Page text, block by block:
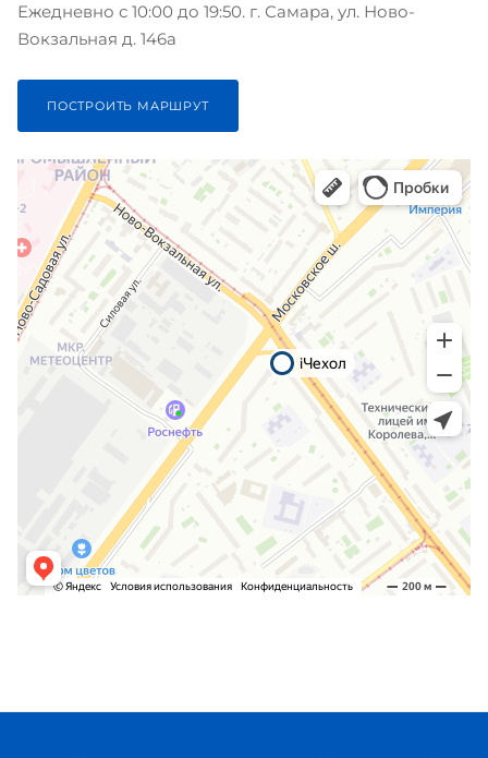
Ежедневно с 10:00 до 19:50. г. Самара, ул. Ново-
Вокзальная д. 146а
ПОСТРОИТЬ МАРШРУТ